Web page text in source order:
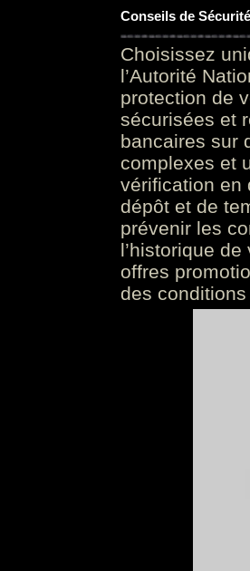
Conseils de
Choisissez
l’Autorité
protection de
sécurisées et
bancaires sur
complexes et
vérification en
dépôt et de
prévenir les
l’historique
offres
des